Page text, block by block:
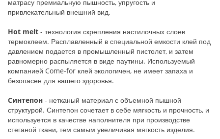
матрасу премиальную пышность, упругость и
привлекательный внешний вид.
Hot melt - технология скрепления настилочных слоев
термоклеем. Расплавленный в специальной емкости клей под
давлением подается в промышленный пистолет, и затем
равномерно распыляется в виде паутины. Используемый
компанией Come-for клей экологичен, не имеет запаха и
безопасен для вашего здоровья.
Синтепон - нетканый материал с объемной пышной
структурой. Синтепон сочетает в себе мягкость и прочность, и
используется в качестве наполнителя при производстве
стеганой ткани, тем самым увеличивая мягкость изделия.